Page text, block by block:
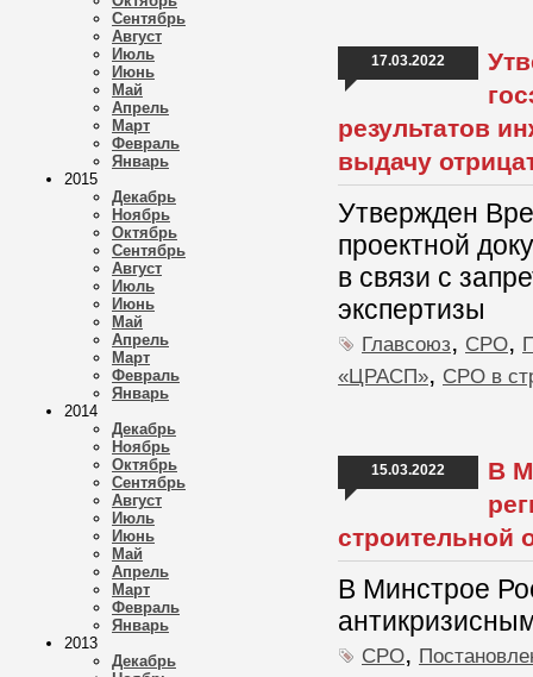
Сентябрь
Август
Июль
Июнь
Май
Апрель
Март
Февраль
Январь
2015
Декабрь
Ноябрь
Октябрь
Сентябрь
Август
Июль
Июнь
Май
Апрель
Март
Февраль
Январь
2014
Декабрь
Ноябрь
Октябрь
Сентябрь
Август
Июль
Июнь
Май
Апрель
Март
Февраль
Январь
2013
Декабрь
17.03.2022
результатов
выдачу
Утвержден
проектной
в связи с
экспертизы
Главсоюз, СРО,
«ЦРАСП», СРО в
15.03.2022
В
строительной
В Минстрое
СРО,